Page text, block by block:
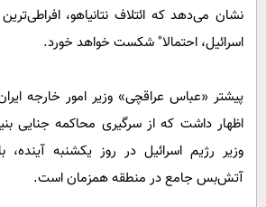
نشان می‌دهد که ائتلاف نتانیاهو،
اسرائیل، احتمالا" شکست خواهد خورد.
پیشتر «عباس عراقچی» وزیر امور خارجه
اظهار داشت که از سرگیری محاکمه جنایی
وزیر رژیم اسرائیل در روز یکشنبه آینده،
آتش‌بس جامع در منطقه همزمان است.